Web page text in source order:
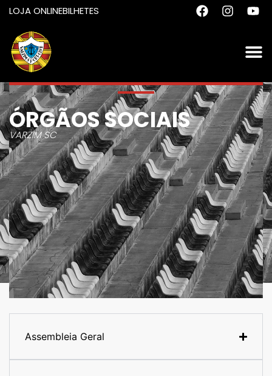
LOJA ONLINEBILHETES
ÓRGÃOS SOCIAIS
VARZIM SC
Assembleia Geral